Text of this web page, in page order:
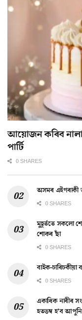
আয়োজন কৰিব
পাৰ্টি
0 SHARES
অসমৰ এইগৰাকী
0 SHARES
মুহূৰ্ততে সকলো
শোকৰ ছাঁ
0 SHARES
বাইক-
0 SHARES
একাধিক নাৰীৰ
হতভম্ব হ’ব